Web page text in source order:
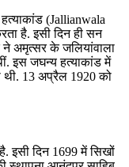
(Jallianwala
है. इसी दिन ही सन
ने अमृत्सर के जलियांवाला
इस जघन्य हत्याकांड में
थी. 13 अप्रैल 1920 को
इसी दिन 1699 में सिखों